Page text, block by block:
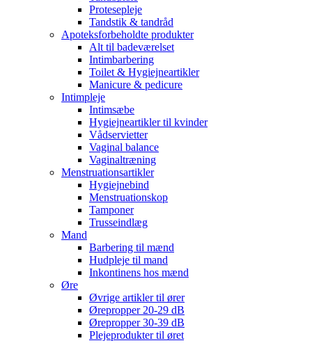
Protesepleje
Tandstik & tandråd
Apoteksforbeholdte produkter
Alt til badeværelset
Intimbarbering
Toilet & Hygiejneartikler
Manicure & pedicure
Intimpleje
Intimsæbe
Hygiejneartikler til kvinder
Vådservietter
Vaginal balance
Vaginaltræning
Menstruationsartikler
Hygiejnebind
Menstruationskop
Tamponer
Trusseindlæg
Mand
Barbering til mænd
Hudpleje til mand
Inkontinens hos mænd
Øre
Øvrige artikler til ører
Ørepropper 20-29 dB
Ørepropper 30-39 dB
Plejeprodukter til øret